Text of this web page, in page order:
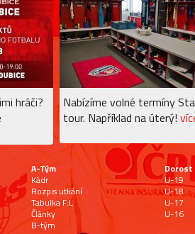
hráči?
Nabízíme volné termíny
tour. Například na úterý!
A-Tým
Kádr
Rozpis utkání
Tabulka F:L
Články
B-tým
Dorost
U-19
U-18
U-17
U-16